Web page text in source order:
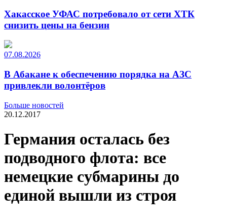
Хакасское УФАС потребовало от сети ХТК
снизить цены на бензин
07.08.2026
В Абакане к обеспечению порядка на АЗС
привлекли волонтёров
Больше новостей
20.12.2017
Германия осталась без
подводного флота: все
немецкие субмарины до
единой вышли из строя